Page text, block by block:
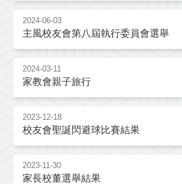
2024-06-03
主風校友會第八屆執行委員會選舉
2024-03-11
家教會親子旅行
2023-12-18
校友會聖誕閃避球比賽結果
2023-11-30
家長校董選舉結果